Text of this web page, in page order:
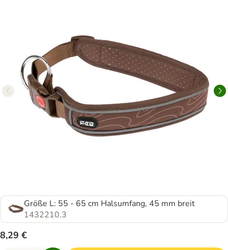
Größe L: 55 - 65 cm Halsumfang, 45 mm breit
1432210.3
8,29 €